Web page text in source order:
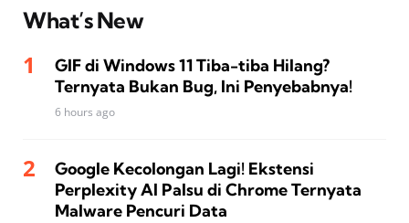
What’s New
GIF di Windows 11 Tiba-tiba Hilang?
Ternyata Bukan Bug, Ini Penyebabnya!
6 hours ago
Google Kecolongan Lagi! Ekstensi
Perplexity AI Palsu di Chrome Ternyata
Malware Pencuri Data